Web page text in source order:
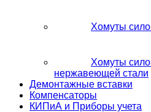
Хомуты
Хомуты
нержавеющей стали
Демонтажные вставки
Компенсаторы
КИПиА и Приборы учета